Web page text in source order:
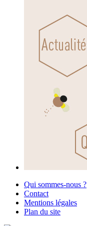
Qui sommes-nous ?
Contact
Mentions légales
Plan du site